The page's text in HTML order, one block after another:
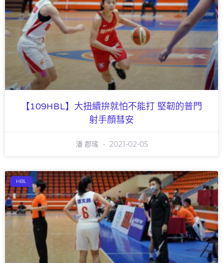
【109HBL】大扭續拚就怕不能打 堅韌的普門
射手顏彗安
潘 郡瑤 2021-02-05
HBL